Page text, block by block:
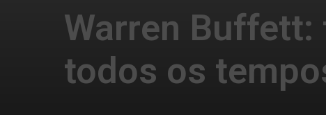
Warren
todos os